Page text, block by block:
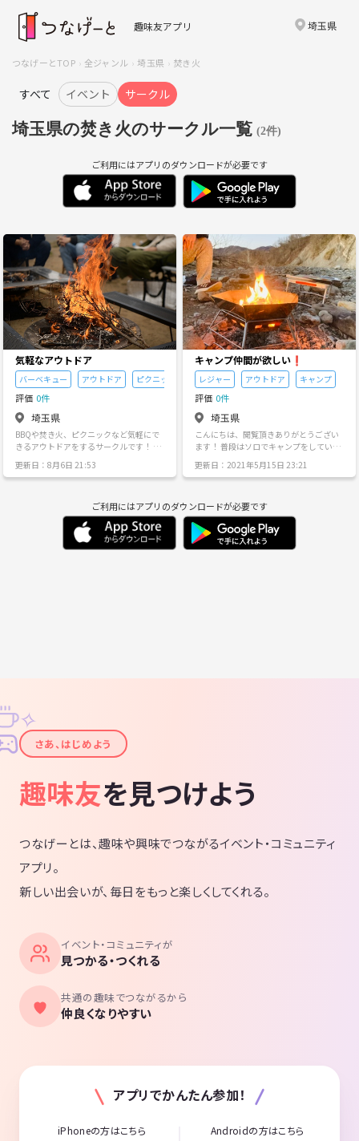
趣味友アプリ 埼玉県
つなげーとTOP 全ジャンル 埼玉県 焚き火
すべて イベント サークル
埼玉県の焚き火のサークル一覧 (2件)
ご利用にはアプリのダウンロードが必要です
気軽なアウトドア
バーベキュー アウトドア ピクニック
評価 0件
埼玉県
BBQや焚き火、ピクニックなど気軽にで
きるアウトドアをするサークルです！ 活
アのマニアックな話などをしない、未経
験者や初心者が気軽に参加できるイベン
更新日：8月6日 21:53
キャンプ仲間が欲しい❗
レジャー アウトドア キャンプ
評価 0件
埼玉県
こんにちは、閲覧頂きありがとうござい
ます！ 普段はソロでキャンプをしてい
たので募集しました🙂 焚き火やご飯を一
緒にやりながら喋ったり、 テントに戻っ
キャンプが出来ればと思っています。 い
きなり泊まりはお互い様に難しいと思う
ので、最初はデイキャンプやご飯でも行
けたらと思ってます。 せっかくなら仲良
更新日：2021年5月15日 23:21
ご利用にはアプリのダウンロードが必要です
✦
✧
さあ、はじめよう
趣味友を見つけよう
つなげーとは、趣味や興味でつながるイベント・コミュニティ
アプリ。
新しい出会いが、毎日をもっと楽しくしてくれる。
イベント・コミュニティが
見つかる・つくれる
共通の趣味でつながるから
仲良くなりやすい
アプリでかんたん参加！
iPhoneの方はこちら Androidの方はこちら